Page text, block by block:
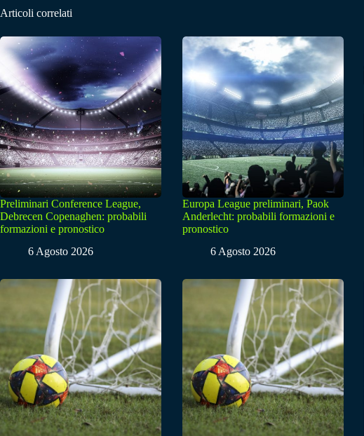
Articoli correlati
Preliminari Conference League,
Debrecen Copenaghen: probabili
formazioni e pronostico
6 Agosto 2026
Europa League preliminari, Paok
Anderlecht: probabili formazioni e
pronostico
6 Agosto 2026